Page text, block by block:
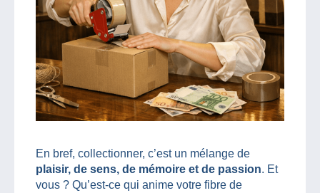
En bref, collectionner, c’est un mélange de
plaisir, de sens, de mémoire et de passion. Et
vous ? Qu’est-ce qui anime votre fibre de